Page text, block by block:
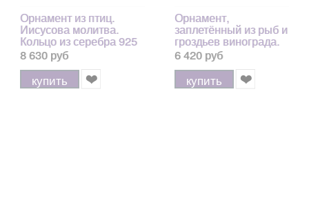
Орнамент из птиц.
Иисусова молитва.
Кольцо из серебра 925
пробы с позолотой и
чернением 6,30 гр.
8 630 руб
купить
Орнамент,
заплетённый из рыб и
гроздьев винограда.
Иисусова молитва.
Кольцо из серебра
925 пробы с
позолотой и
6 420 руб
купить